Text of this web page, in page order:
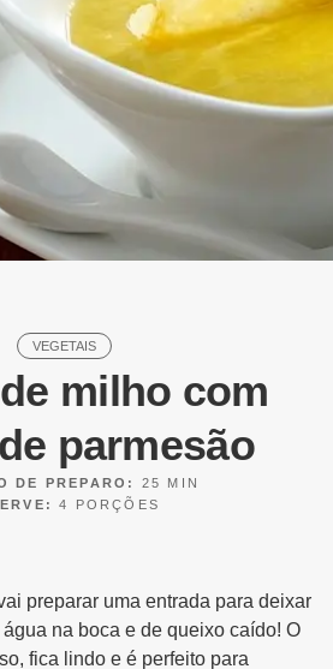
VEGETAIS
milho com
parmesão
DE PREPARO: 25 MIN
4 PORÇÕES
preparar uma entrada para deixar
na boca e de queixo caído! O
fica lindo e é perfeito para